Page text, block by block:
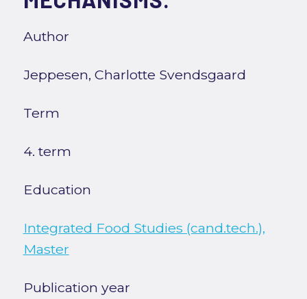
Author
Jeppesen, Charlotte Svendsgaard
Term
4. term
Education
Integrated Food Studies (cand.tech.),
Master
Publication year